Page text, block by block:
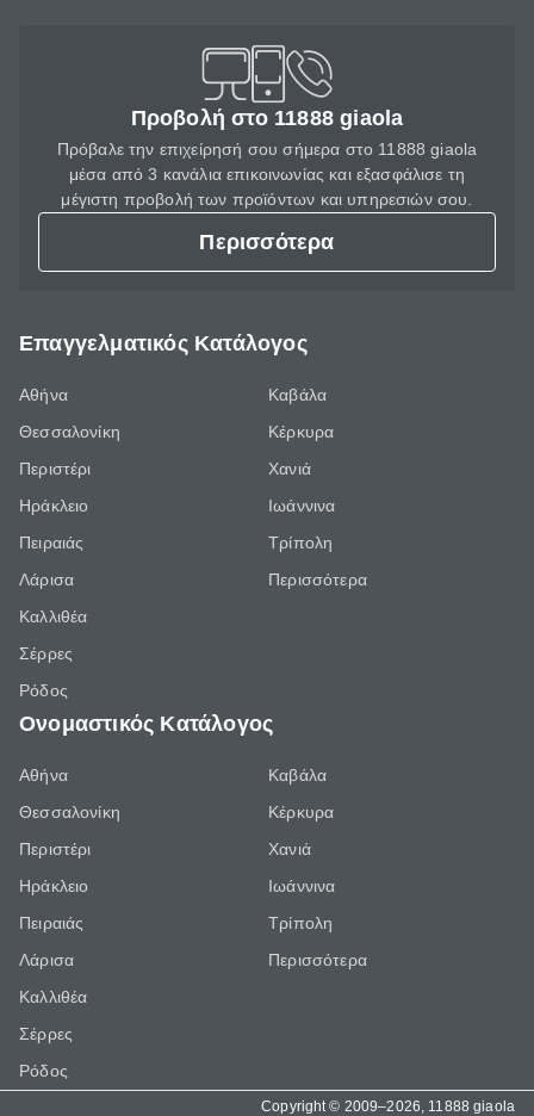
Προβολή στο 11888 giaola
Πρόβαλε την επιχείρησή σου σήμερα στο 11888 giaola
μέσα από 3 κανάλια επικοινωνίας και εξασφάλισε τη
μέγιστη προβολή των προϊόντων και υπηρεσιών σου.
Περισσότερα
Επαγγελματικός Κατάλογος
Αθήνα
Θεσσαλονίκη
Περιστέρι
Ηράκλειο
Πειραιάς
Λάρισα
Καλλιθέα
Σέρρες
Ρόδος
Καβάλα
Κέρκυρα
Χανιά
Ιωάννινα
Τρίπολη
Περισσότερα
Ονομαστικός Κατάλογος
Αθήνα
Θεσσαλονίκη
Περιστέρι
Ηράκλειο
Πειραιάς
Λάρισα
Καλλιθέα
Σέρρες
Ρόδος
Καβάλα
Κέρκυρα
Χανιά
Ιωάννινα
Τρίπολη
Περισσότερα
Copyright © 2009–2026, 11888 giaola